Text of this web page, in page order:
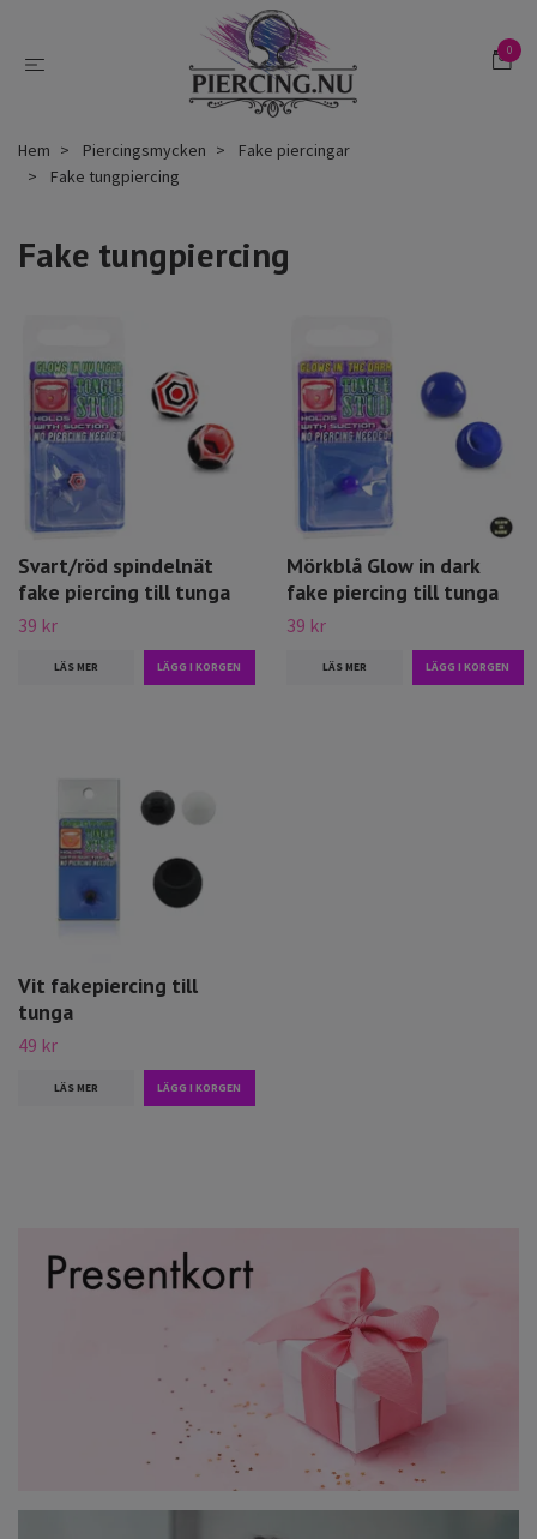
0
Hem Piercingsmycken
Fake piercingar
Fake tungpiercing
Fake tungpiercing
Svart/röd spindelnät
fake piercing till tunga
39 kr
LÄS MER
Mörkblå Glow in dark
fake piercing till tunga
39 kr
LÄS MER
Vit fakepiercing till
tunga
49 kr
LÄS MER